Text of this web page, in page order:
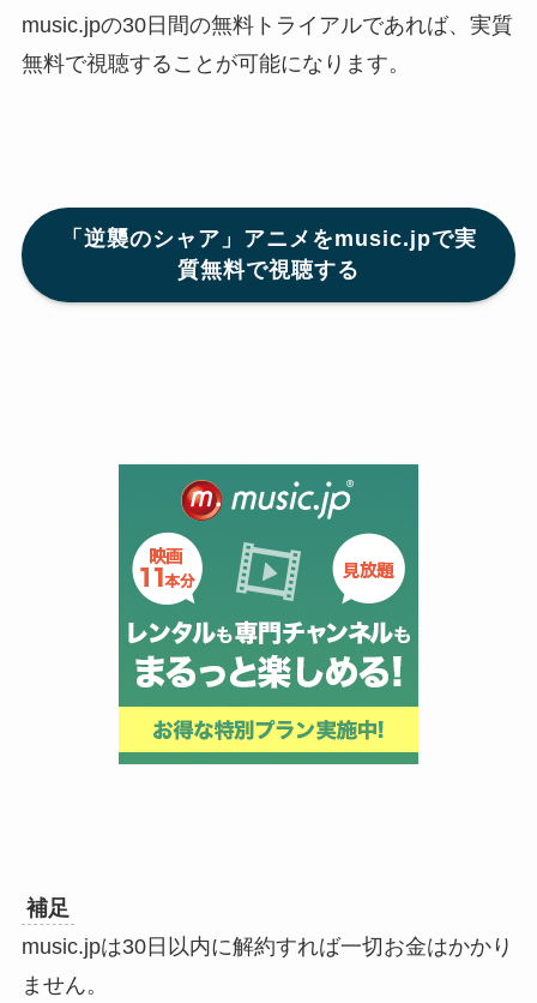
music.jpの30日間の無料トライアルであれば、実質
無料で視聴することが可能になります。
「逆襲のシャア」アニメをmusic.jpで実
質無料で視聴する
補足
music.jpは30日以内に解約すれば一切お金はかかり
ません。